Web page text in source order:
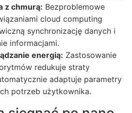
z chmurą: Bezproblemowe
cloud computing
synchronizację danych i
informacjami.
energią: Zastosowanie
redukuje straty
adaptuje parametry
potrzeb użytkownika.